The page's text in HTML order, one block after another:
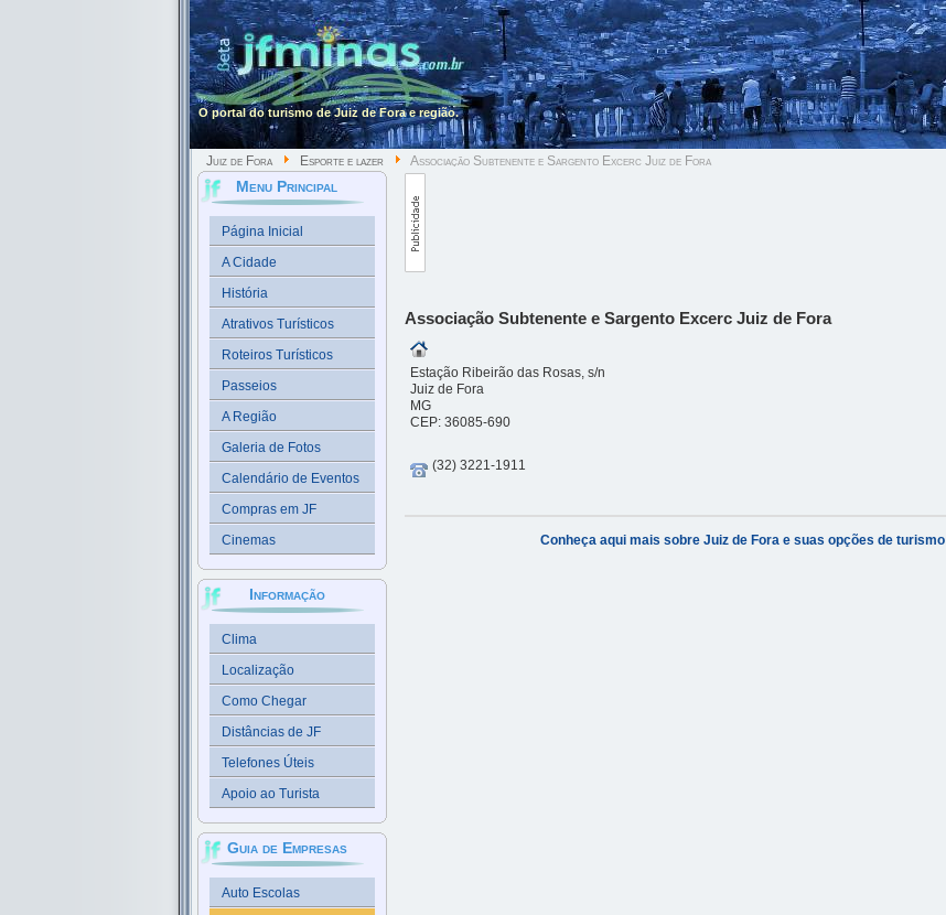
O portal do turismo de Juiz de Fora e região.
Juiz de Fora Esporte e lazer Associação Subtenente e Sargento Excerc Juiz de Fora
Menu Principal
Página Inicial
A Cidade
História
Atrativos Turísticos
Roteiros Turísticos
Passeios
A Região
Galeria de Fotos
Calendário de Eventos
Compras em JF
Cinemas
Informação
Clima
Localização
Como Chegar
Distâncias de JF
Telefones Úteis
Apoio ao Turista
Guia de Empresas
Auto Escolas
Associação Subtenente e Sargento Excerc Juiz de Fora
Estação Ribeirão das Rosas, s/n
Juiz de Fora
MG
CEP: 36085-690
(32) 3221-1911
Conheça aqui mais sobre Juiz de Fora e suas opções de turismo